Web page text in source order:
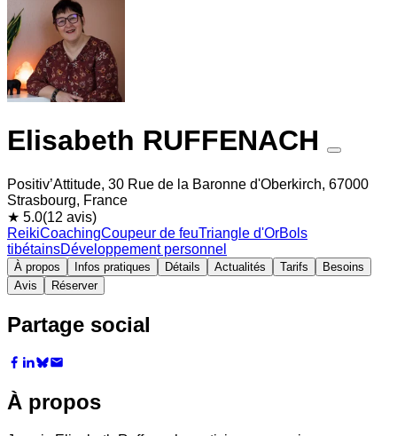
Elisabeth RUFFENACH
Positiv’Attitude, 30 Rue de la Baronne d'Oberkirch, 67000
Strasbourg, France
★ 5.0(12 avis)
ReikiCoachingCoupeur de feuTriangle d'OrBols
tibétainsDéveloppement personnel
À propos Infos pratiques Détails Actualités Tarifs
Besoins
Avis
Réserver
Partage social
À propos